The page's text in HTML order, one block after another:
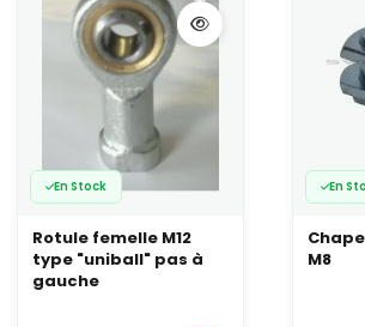
En Stock
Rotule femelle M12
type "uniball" pas à
gauche
En
M8